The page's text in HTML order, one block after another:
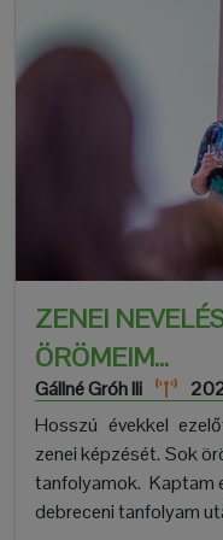
ZENEI
ÖRÖMEIM...
Gállné Gróh Ili
Hosszú évekkel
zenei képzését. Sok
tanfolyamok. Kaptam
debreceni tanfolyam